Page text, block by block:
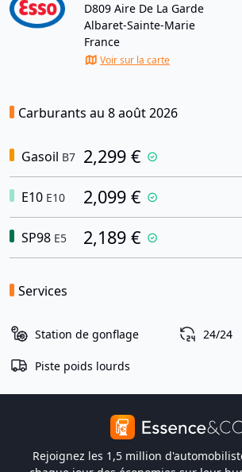
D809 Aire De La Garde
Albaret-Sainte-Marie
France
Voir sur la carte
Carburants au 8 août 2026
Gasoil B7 2,299 €
E10 E10 2,099 €
SP98 E5 2,189 €
Services
Station de gonflage 24/24
Piste poids lourds
Rejoignez les 1,5 million